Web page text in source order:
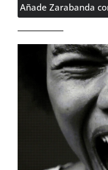
Añade Zarabanda